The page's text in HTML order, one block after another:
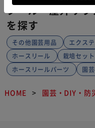
プール・屋外サ
を探す
その他園芸用品 エクス
ホースリール
栽培セット
ホースリールパーツ
園
HOME 園芸・DIY・防